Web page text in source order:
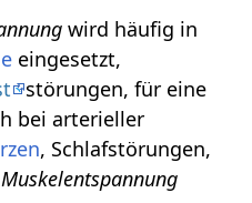
wird häufig in
eingesetzt,
störungen, für eine
bei arterieller
, Schlafstörungen,